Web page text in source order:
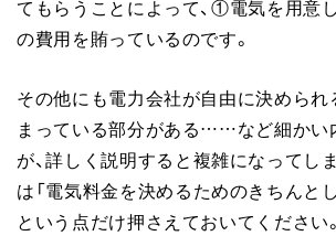
てもらうことによって、①電気を用意
の費用を賄っているのです。
その他にも電力会社が自由に決めら
まっている部分がある……など細かい
が、詳しく説明すると複雑になってし
は「電気料金を決めるためのきちんと
という点だけ押さえておいてください。